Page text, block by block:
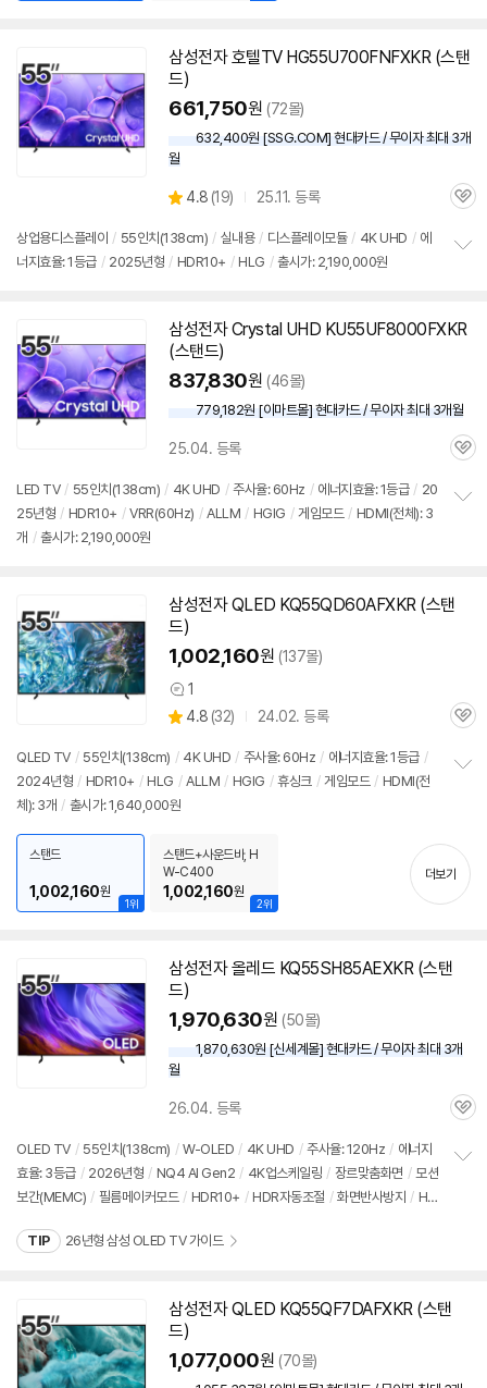
삼성전자 호텔TVHG55U700FNFXKR (스탠
드)
661,750원 (72몰)
632,400원 [SSG.COM] 현대카드 / 무이자 최대 3개
월
별
점
4.8 (상
리
뷰
19) 25.11. 등록
관
상업용디스플레이 / 55인치 (138cm) / 실내용 / 디스플레이모듈 / 4K UHD / 에
너지효율: 1등급 / 2025년형 / HDR10+ / HLG / 출시가: 2,190,000원
치
삼성전자 Crystal UHD KU55UF8000FXKR
(스탠드)
837,830원 (46몰)
779,182원 [이마트몰] 현대카드 / 무이자 최대 3개월
25.04. 등록
관
LED TV / 55인치 (138cm) / 4K UHD / 주사율: 60Hz / 에너지효율: 1등급 / 20
25년형 / HDR10+ / VRR(60Hz) / ALLM / HGIG / 게임모드 / HDMI(전체): 3
개 / 출시가: 2,190,000원
삼성전자 QLED KQ55QD60AFXKR (스탠
드)
1,002,160원 (137몰)
상
품
견
1
별
점
4.8 (상
리
뷰
32) 24.02. 등록
관
QLED TV / 55인치 (138cm) / 4K UHD / 주사율: 60Hz / 에너지효율: 1등급 /
2024년형 / HDR10+ / HLG / ALLM / HGIG / 휴싱크 / 게임모드 / HDMI(전
체): 3개 / 출시가: 1,640,000원
기
1위
스탠드
1,002,160원
2위
스탠드+사운드바, H
W-C400
1,002,160원
더보기
삼성전자 올레드 KQ55SH85AEXKR (스탠
드)
1,970,630원 (50몰)
1,870,630원 [신세계몰] 현대카드 / 무이자 최대 3개
월
26.04. 등록
관
OLED TV / 55인치 (138cm) / W-OLED / 4K UHD / 주사율: 120Hz / 에너지
효율: 3등급 / 2026년형 / NQ4 AI Gen2 / 4K업스케일링 / 장르맞춤화면 / 모션
보간(MEMC) / 필름메이커모드 / HDR10+ / HDR자동조절 / 화면반사방지 / HD
휴싱크 / 게임모드 / 타이젠 / HDMI(전체): 4개
TIP 26년형 삼성 OLED TV 가이드
삼성전자 QLED KQ55QF7DAFXKR (스탠
드)
1,077,000원 (70몰)